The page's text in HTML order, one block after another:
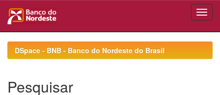
navigationDSpace - BNB - Banco do Nordeste do Brasil
Pesquisar